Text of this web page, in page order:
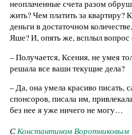
неоплаченные счета разом
жить? Чем платить за квартиру?
деньги в достаточном
Яше? И, опять же, всплыл вопрос
– Получается, Ксения, не умея
решала все ваши текущие дела?
– Да, она умела красиво писать,
спонсоров, писала им,
без нее я уже ничего не могу…
СКонстантином Воротниковым